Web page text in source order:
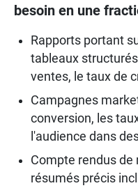
besoin en une
Rapports portant
tableaux
ventes, le taux de
Campagnes
conversion, les
l'audience dans
Compte rendus de
résumés précis